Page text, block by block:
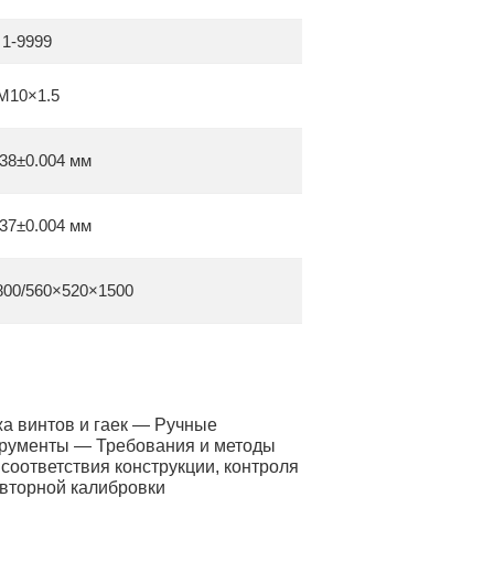
1-9999
мм
мм
560×520×1500
винтов и гаек — Ручные
— Требования и методы
конструкции, контроля
калибровки